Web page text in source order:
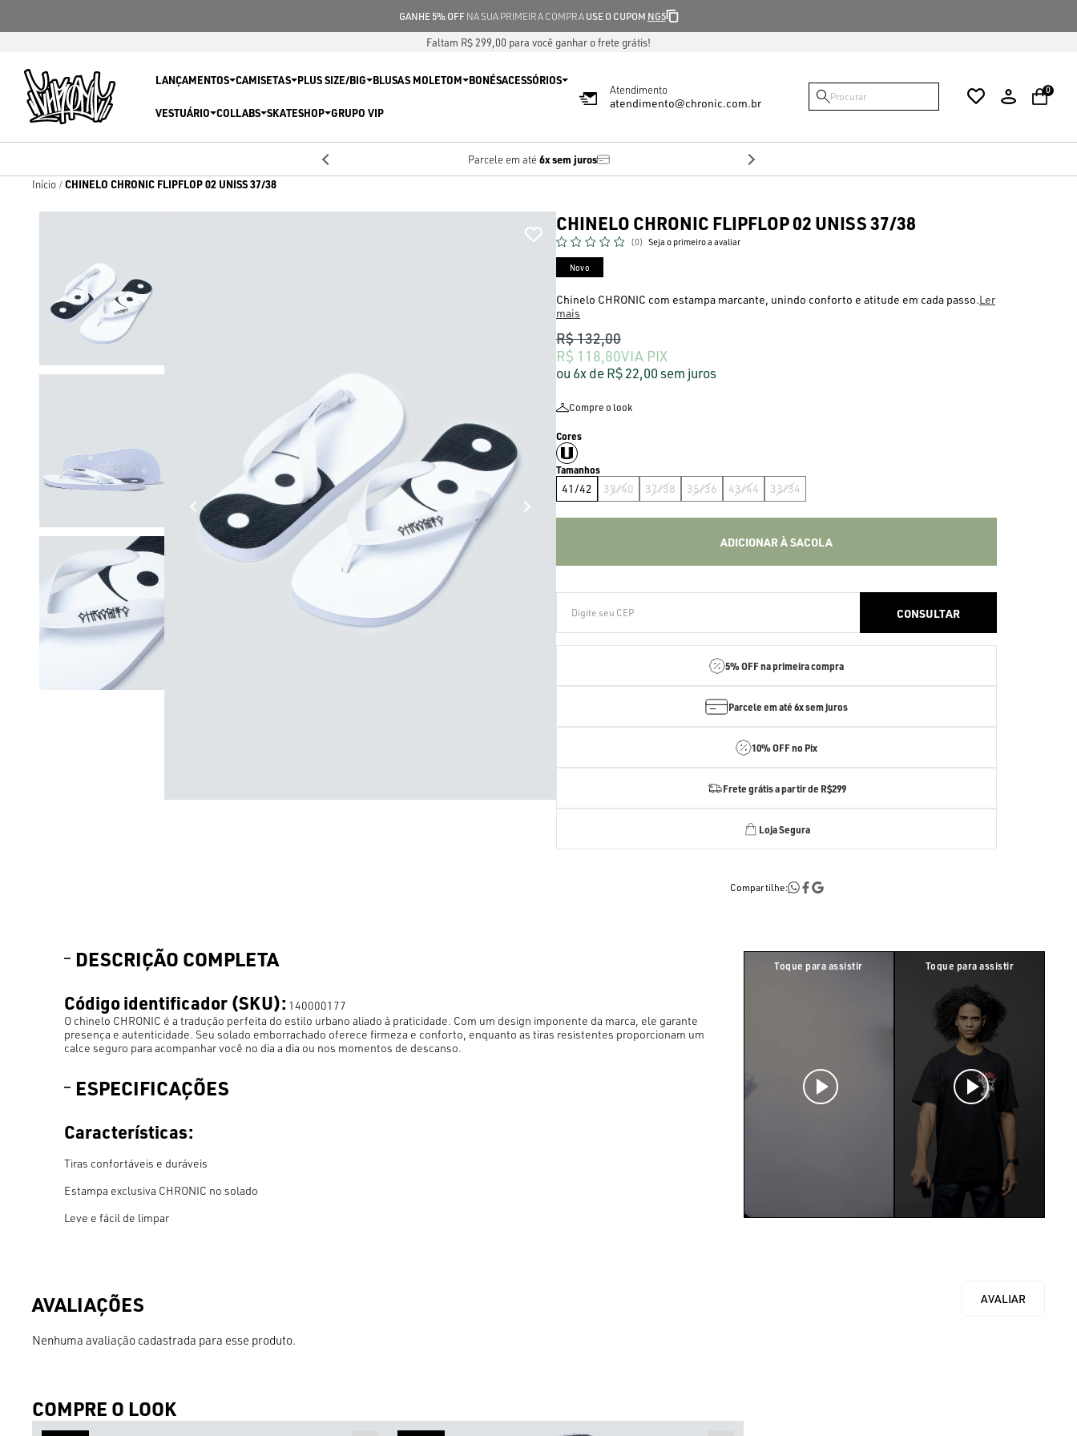
GANHE 5% OFFNA SUA PRIMEIRA COMPRA USE O CUPOM NG5
Faltam R$ 299,00 para você ganhar o frete grátis!
LANÇAMENTOS CAMISETAS PLUS SIZE/BIG BLUSAS MOLETOM BONÉSACESSÓRIOS
VESTUÁRIO COLLABS SKATESHOP GRUPO VIP
Atendimento
atendimento@chronic.com.br
0
6x sem juros
Início CHINELO CHRONIC FLIPFLOP 02 UNISS 37/38
CHINELO CHRONIC FLIPFLOP 02 UNISS 37/38
(0) Seja o primeiro a avaliar
Novo
Chinelo CHRONIC com estampa marcante, unindo conforto e atitude em cada passo.Ler
mais
R$ 118,80VIA PIX
R$ 132,00
6x R$ 22,00sem juros
Compre o look
41/42 39/40 37/38 35/36 43/44 33/34
ADICIONAR À SACOLA
5% OFFna primeira compra
Parcele em até6x sem juros
10% OFF no Pix
Frete grátis a partir de R$299
Loja Segura
Compartilhe:
DESCRIÇÃO COMPLETA
Código identificador (SKU): 140000177
O chinelo CHRONIC é a tradução perfeita do estilo urbano aliado à praticidade. Com um design imponente da marca, ele garante
presença e autenticidade. Seu solado emborrachado oferece firmeza e conforto, enquanto as tiras resistentes proporcionam um
calce seguro para acompanhar você no dia a dia ou nos momentos de descanso.
ESPECIFICAÇÕES
Características:
Tiras confortáveis e duráveis
Estampa exclusiva CHRONIC no solado
Leve e fácil de limpar
Nenhuma avaliação cadastrada para esse produto.
COMPRE O LOOK